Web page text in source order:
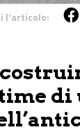
l'articolo:
di